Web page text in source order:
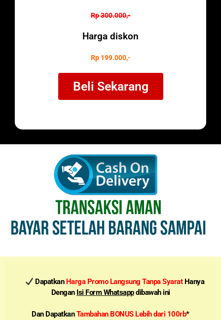
Rp 300.000,-
Harga diskon
Rp 199.000,-
Beli Sekarang
Dapatkan Harga Promo Langsung Tanpa Syarat Hanya
Dengan Isi Form Whatsappdibawah ini
Dan DapatkanTambahan BONUS Lebih dari 100rb*